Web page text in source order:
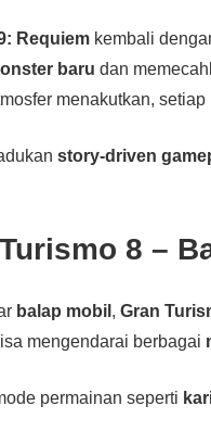
Requiem kembali
baru dan
menakutkan, setiap
story-driven
8 –
balap mobil ,Gran
mengendarai berbagai
permainan seperti